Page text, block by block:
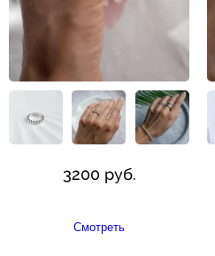
3200 руб.
Смотреть